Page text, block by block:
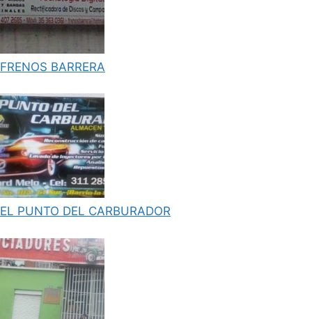
FRENOS BARRERA
EL PUNTO DEL CARBURADOR